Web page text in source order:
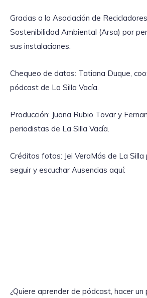
Gracias a la Asociación de
Sostenibilidad Ambiental (Arsa) por
sus instalaciones.
Chequeo de datos: Tatiana Duque,
pódcast de La Silla Vacía.
Producción: Juana Rubio Tovar y
periodistas de La Silla Vacía.
Créditos fotos: Jei VeraMás de La Silla
seguir y escuchar Ausencias aquí:
¿Quiere aprender de pódcast, hacer